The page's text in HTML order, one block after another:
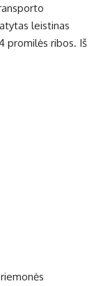
leistinas
promilės ribos. Iš